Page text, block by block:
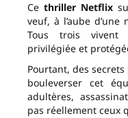
Ce thriller Netflix
veuf, à l’aube
Tous trois vivent
privilégiée et
Pourtant, des
bouleverser cet
adultères,
pas réellement ceux